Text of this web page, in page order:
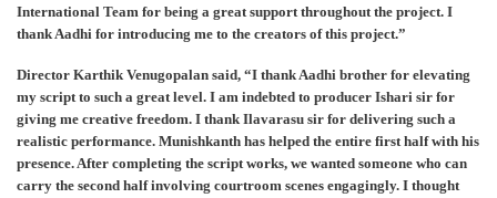
International Team for being a great support throughout the project. I
thank Aadhi for introducing me to the creators of this project.”
Director Karthik Venugopalan said, “I thank Aadhi brother for elevating
my script to such a great level. I am indebted to producer Ishari sir for
giving me creative freedom. I thank Ilavarasu sir for delivering such a
realistic performance. Munishkanth has helped the entire first half with his
presence. After completing the script works, we wanted someone who can
carry the second half involving courtroom scenes engagingly. I thought